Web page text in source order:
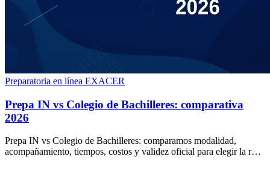
Preparatoria en línea EXACER
Prepa IN vs Colegio de Bachilleres: comparativa
2026
Prepa IN vs Colegio de Bachilleres: comparamos modalidad,
acompañamiento, tiempos, costos y validez oficial para elegir la ruta